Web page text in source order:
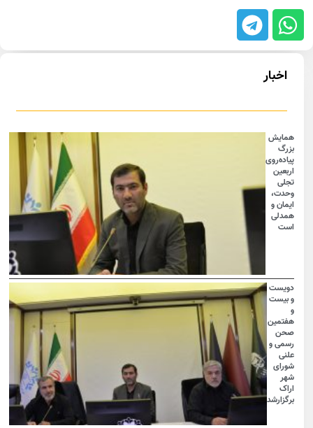
اخبار
همایش
بزرگ
پیاده‌روی
اربعین
تجلی
وحدت،
ایمان و
همدلی
است
دویست
و بیست
هفتمین
صحن
رسمی و
علنی
شورای
شهر
اراک
برگزارشد